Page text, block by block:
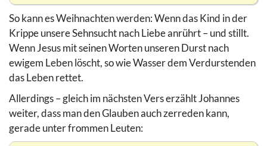
So kann es Weihnachten werden: Wenn das Kind in der
Krippe unsere Sehnsucht nach Liebe anrührt – und stillt.
Wenn Jesus mit seinen Worten unseren Durst nach
ewigem Leben löscht, so wie Wasser dem Verdurstenden
das Leben rettet.
Allerdings – gleich im nächsten Vers erzählt Johannes
weiter, dass man den Glauben auch zerreden kann,
gerade unter frommen Leuten: